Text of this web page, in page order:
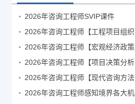
2026年咨询工程师SVIP课件